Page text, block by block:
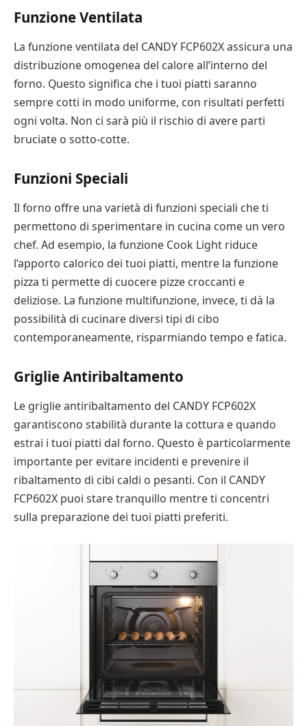
Funzione Ventilata
La funzione ventilata del CANDY FCP602X assicura una
distribuzione omogenea del calore all’interno del
forno. Questo significa che i tuoi piatti saranno
sempre cotti in modo uniforme, con risultati perfetti
ogni volta. Non ci sarà più il rischio di avere parti
bruciate o sotto-cotte.
Funzioni Speciali
Il forno offre una varietà di funzioni speciali che ti
permettono di sperimentare in cucina come un vero
chef. Ad esempio, la funzione Cook Light riduce
l’apporto calorico dei tuoi piatti, mentre la funzione
pizza ti permette di cuocere pizze croccanti e
deliziose. La funzione multifunzione, invece, ti dà la
possibilità di cucinare diversi tipi di cibo
contemporaneamente, risparmiando tempo e fatica.
Griglie Antiribaltamento
Le griglie antiribaltamento del CANDY FCP602X
garantiscono stabilità durante la cottura e quando
estrai i tuoi piatti dal forno. Questo è particolarmente
importante per evitare incidenti e prevenire il
ribaltamento di cibi caldi o pesanti. Con il CANDY
FCP602X puoi stare tranquillo mentre ti concentri
sulla preparazione dei tuoi piatti preferiti.